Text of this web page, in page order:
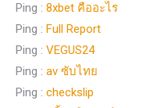
Ping : 8xbet คืออะไร
Ping : Full Report
Ping : VEGUS24
Ping : av ซับไทย
Ping : checkslip